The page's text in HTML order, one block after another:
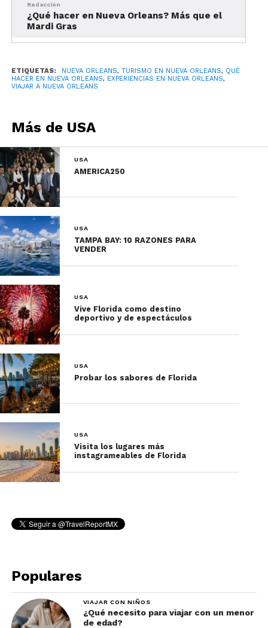
El corazón histórico y cultural de la
ciudad. Caminar por el French Quarter es
patios escondidos y calles llenas de
música en vivo.
Aquí aparecen algunos de los lugares más
emblemáticos de Nueva Orleans y gran parte de la
esencia que vuelve tan especial a la ciudad.
Ideal para viajeros que buscan cultura, historia y
ambiente auténtico.
2)Paseo en barco por el
Mississippi
El río Mississippi forma parte fundamental de la
identidad de Nueva Orleans.
Los clásicos recorridos en barco de vapor
permiten disfrutar vistas panorámicas mientras la
ciudad cambia completamente al atardecer.
La experiencia mezcla:
historia
Redacción
¿Qué hacer en Nueva Orleans? Más que el
Mardi Gras
ETIQUETAS: NUEVA ORLEANS, TURISMO EN NUEVA ORLEANS, QUÉ
HACER EN NUEVA ORLEANS, EXPERIENCIAS EN NUEVA ORLEANS,
VIAJAR A NUEVA ORLEANS
Más de USA
USA
AMERICA250
USA
TAMPA BAY: 10 RAZONES PARA
VENDER
USA
Vive Florida como destino
deportivo y de espectáculos
USA
Probar los sabores de Florida
USA
Visita los lugares más
instagrameables de Florida
Populares
VIAJAR CON NIÑOS
¿Qué necesito para viajar con un menor
de edad?